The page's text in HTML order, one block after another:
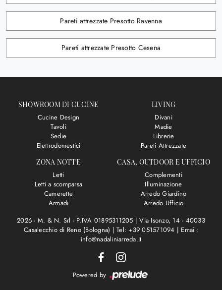
Pareti attrezzate Presotto Ravenna
Pareti attrezzate Presotto Cesena
SHOWROOM DI CUCINE
Cucine Design
Tavoli
Sedie
Elettrodomestici
LIVING
Divani
Madie
Librerie
Pareti Attrezzate
ZONA NOTTE
Letti
Letti a scomparsa
Camerette
Armadi
CASA, OUTDOOR E UFFICIO
Complementi
Illuminazione
Arredo Giardino
Arredo Ufficio
2026 - M. & N. Srl - P.IVA 01895311205 |Via Isonzo, 14 - 40033
Casalecchio di Reno (Bologna) |Tel: +39 051571094 | Email:
info@nadaliniarreda.it
Powered by